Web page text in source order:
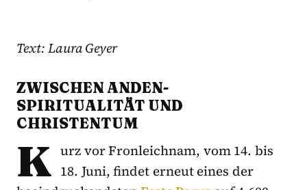
Text: Laura Geyer
ZWISCHEN ANDEN-
SPIRITUALITÄT UND
CHRISTENTUM
K urz vor Fronleichnam, vom 14. bis
18. Juni, findet erneut eines der